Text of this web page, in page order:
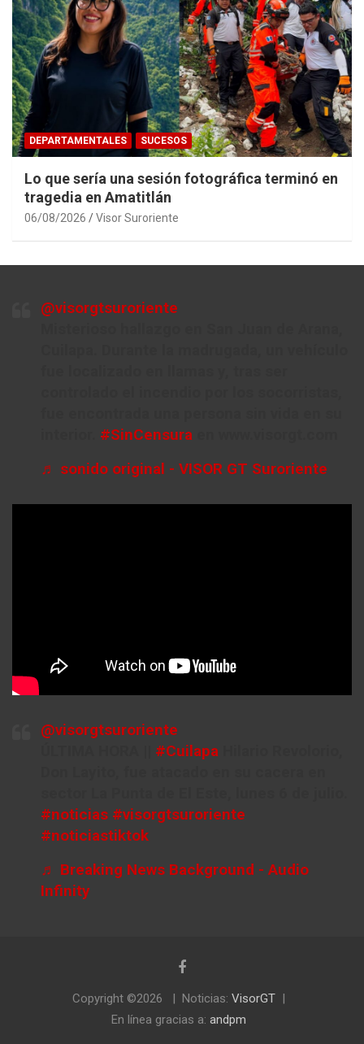
DEPARTAMENTALES SUCESOS
Lo que sería una sesión fotográfica terminó en
tragedia en Amatitlán
06/08/2026 Visor Suroriente
@visorgtsuroriente
#SinCensura
♬ sonido original - VISOR GT Suroriente
@visorgtsuroriente
#Cuilapa
#noticias #visorgtsuroriente
#noticiastiktok
♬ Breaking News Background - Audio
Infinity
Copyright ©2026 Noticias: VisorGT
En línea gracias a: andpm